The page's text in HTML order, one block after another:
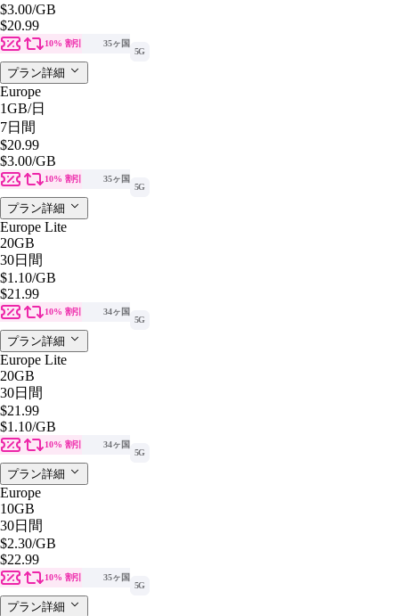
$3.00/GB
$20.99
10% 割引
35ヶ国
5G
プラン詳細
Europe
1GB/日
7日間
$20.99
$3.00/GB
10% 割引
35ヶ国
5G
プラン詳細
Europe Lite
20GB
30日間
$1.10/GB
$21.99
10% 割引
34ヶ国
5G
プラン詳細
Europe Lite
20GB
30日間
$21.99
$1.10/GB
10% 割引
34ヶ国
5G
プラン詳細
Europe
10GB
30日間
$2.30/GB
$22.99
10% 割引
35ヶ国
5G
プラン詳細